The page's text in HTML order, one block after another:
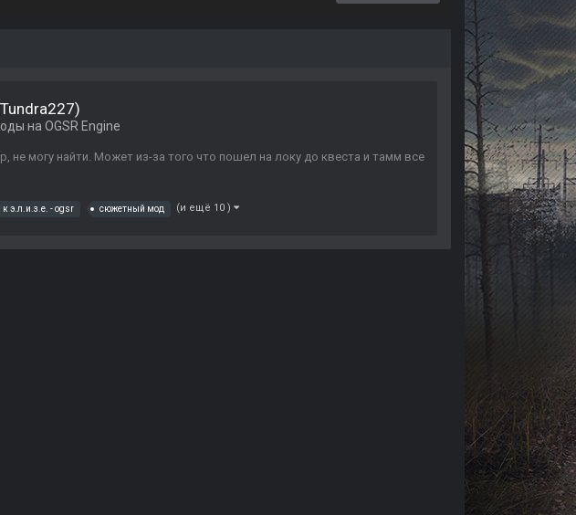
на OGSR Engine
не могу найти. Может из-за того что пошел на локу до квеста и тамм все
к э.л.и.з.е. - ogsr сюжетный мод (и ещё 10 )